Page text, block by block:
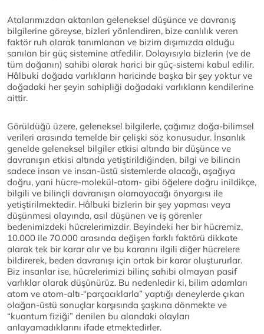
Atalarımızdan aktarılan geleneksel düşünce ve davranış
bilgilerine göreyse, bizleri yönlendiren, bize canlılık veren
faktör ruh olarak tanımlanan ve bizim dışımızda olduğu
sanılan bir güç sistemine atfedilir. Dolayısıyla bizlerin (ve de
tüm doğanın) sahibi olarak harici bir güç-sistemi kabul edilir.
Hâlbuki doğada varlıkların haricinde başka bir şey yoktur ve
doğadaki her şeyin sahipliği doğadaki varlıkların kendilerine
aittir.
Görüldüğü üzere, geleneksel bilgilerle, çağımız doğa-bilimsel
verileri arasında temelde bir çelişki söz konusudur. İnsanlık
genelde geleneksel bilgiler etkisi altında bir düşünce ve
davranışın etkisi altında yetiştirildiğinden, bilgi ve bilincin
sadece insan ve insan-üstü sistemlerde olacağı, aşağıya
doğru, yani hücre-molekül-atom- gibi öğelere doğru inildikçe,
bilgili ve bilinçli davranışın olamayacağı önyargısı ile
yetiştirilmektedir. Hâlbuki bizlerin bir şey yapması veya
düşünmesi olayında, asıl düşünen ve iş görenler
bedenimizdeki hücrelerimizdir. Beyindeki her bir hücremiz,
10.000 ile 70.000 arasında değişen farklı faktörü dikkate
alarak tek bir karar alır ve bu kararını ilgili diğer hücrelere
bildirerek, beden davranışı için ortak bir karar oluştururlar.
Biz insanlar ise, hücrelerimizi bilinç sahibi olmayan pasif
varlıklar olarak düşünürüz. Bu nedenledir ki, bilim adamları
atom ve atom-altı-“parçacıklarla” yaptığı deneylerde çıkan
olağan-üstü sonuçlar karşısında şaşkına dönmekte ve
“kuantum fiziği” denilen bu alandaki olayları
anlayamadıklarını ifade etmektedirler.